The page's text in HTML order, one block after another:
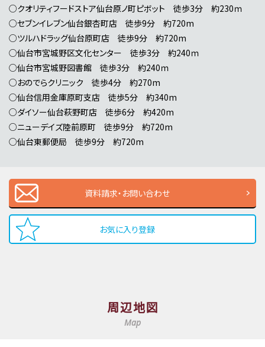
○クオリティフードストア仙台原ノ町ピボット 徒歩3分 約230ｍ
○セブンイレブン仙台銀杏町店 徒歩9分 約720m
○ツルハドラッグ仙台原町店 徒歩9分 約720m
○仙台市宮城野区文化センター 徒歩3分 約240ｍ
○仙台市宮城野図書館 徒歩3分 約240ｍ
○おのでらクリニック 徒歩4分 約270m
○仙台信用金庫原町支店 徒歩5分 約340m
○ダイソー仙台萩野町店 徒歩6分 約420m
○ニューデイズ陸前原町 徒歩9分 約720m
○仙台東郵便局 徒歩9分 約720m
資料請求・お問い合わせ
お気に入り登録
周辺地図
Map